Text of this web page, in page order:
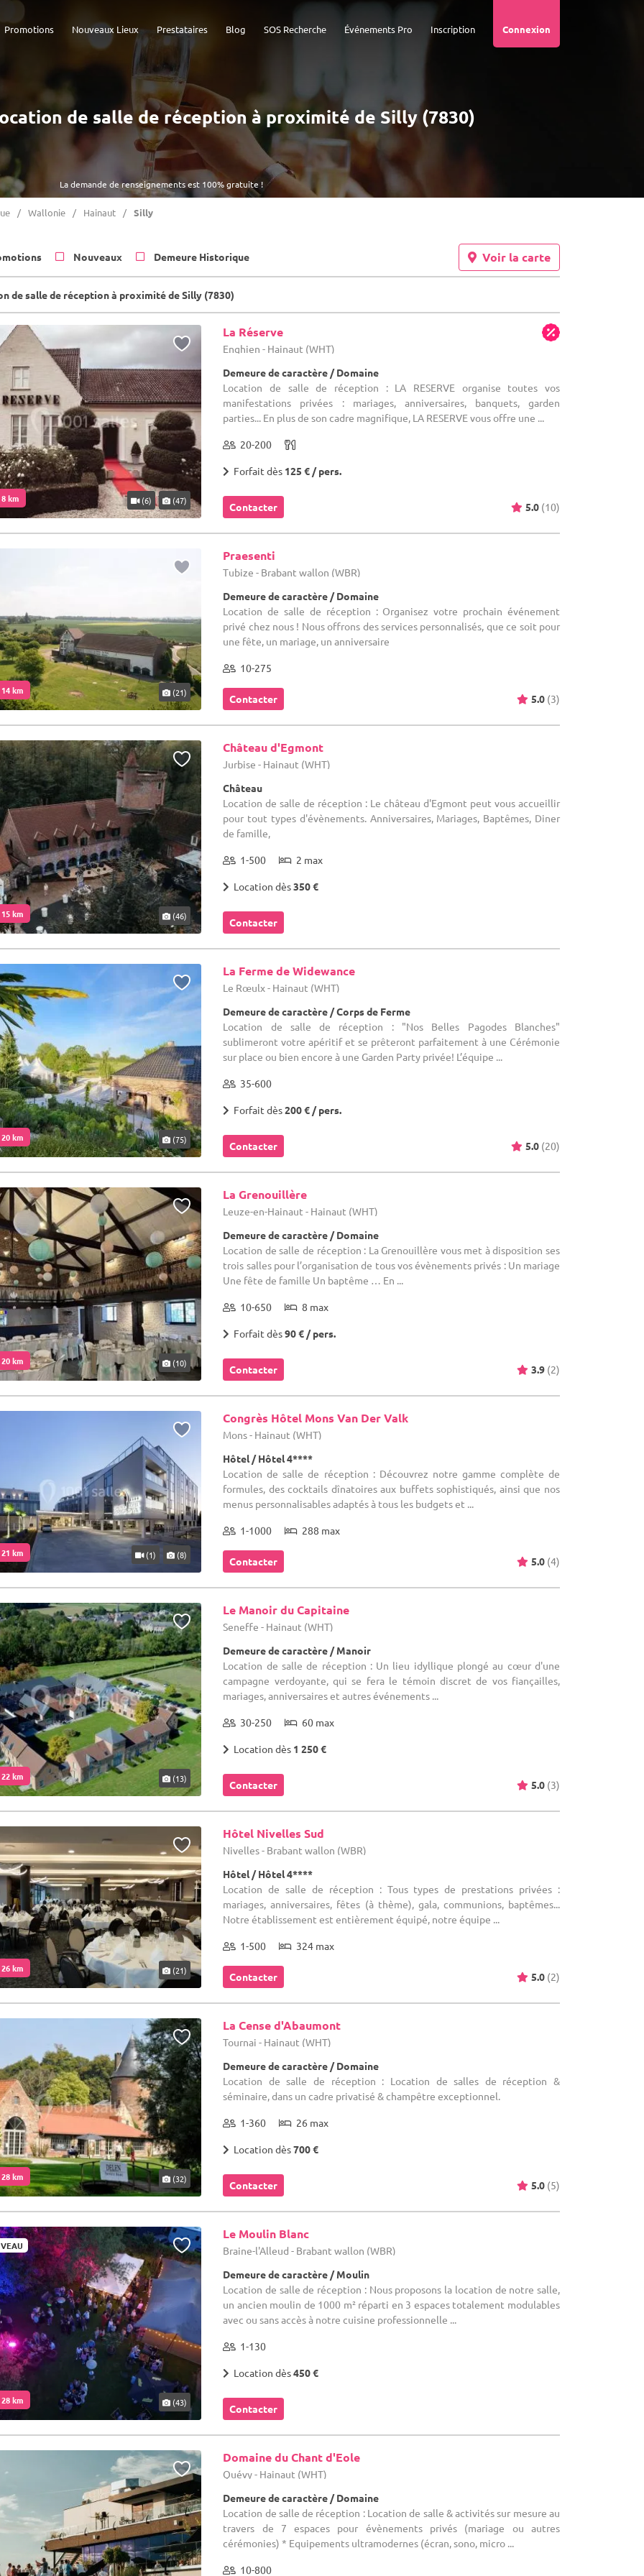
Connexion
Inscription
Événements Pro
SOS Recherche
Blog
Prestataires
Nouveaux Lieux
Promotions
La demande de renseignements est 100% gratuite !
de salle de réception à proximité de Silly (7830)
Wallonie Hainaut Silly
Nouveaux Demeure Historique Voir la carte
de salle de réception à proximité de Silly (7830)
km (6) (47)
La Réserve
Enghien - Hainaut (WHT)
Demeure de caractère / Domaine
Location de salle de réception : LA RESERVE organise toutes vos
manifestations privées : mariages, anniversaires, banquets, garden
parties... En plus de son cadre magnifique, LA RESERVE vous offre une ...
20-200
Forfait dès 125 € / pers.
Contacter 5.0 (10)
km (21)
Praesenti
Tubize - Brabant wallon (WBR)
Demeure de caractère / Domaine
Location de salle de réception : Organisez votre prochain événement
privé chez nous ! Nous offrons des services personnalisés, que ce soit pour
une fête, un mariage, un anniversaire
10-275
Contacter 5.0 (3)
km (46)
Château d'Egmont
Jurbise - Hainaut (WHT)
Château
Location de salle de réception : Le château d'Egmont peut vous accueillir
pour tout types d'évènements. Anniversaires, Mariages, Baptêmes, Diner
de famille,
1-500 2 max
Location dès350 €
Contacter
km (75)
La Ferme de Widewance
Le Rœulx - Hainaut (WHT)
Demeure de caractère / Corps de Ferme
Location de salle de réception : "Nos Belles Pagodes Blanches"
sublimeront votre apéritif et se prêteront parfaitement à une Cérémonie
sur place ou bien encore à une Garden Party privée! L’équipe ...
35-600
Forfait dès200 € / pers.
Contacter 5.0 (20)
km (10)
La Grenouillère
Leuze-en-Hainaut - Hainaut (WHT)
Demeure de caractère / Domaine
Location de salle de réception : La Grenouillère vous met à disposition ses
trois salles pour l’organisation de tous vos évènements privés : Un mariage
Une fête de famille Un baptême … En ...
10-650 8 max
Forfait dès90 € / pers.
Contacter 3.9 (2)
km (1) (8)
Congrès Hôtel Mons Van Der Valk
Mons - Hainaut (WHT)
Hôtel / Hôtel 4****
Location de salle de réception : Découvrez notre gamme complète de
formules, des cocktails dînatoires aux buffets sophistiqués, ainsi que nos
menus personnalisables adaptés à tous les budgets et ...
1-1000 288 max
Contacter 5.0 (4)
km (13)
Le Manoir du Capitaine
Seneffe - Hainaut (WHT)
Demeure de caractère / Manoir
Location de salle de réception : Un lieu idyllique plongé au cœur d'une
campagne verdoyante, qui se fera le témoin discret de vos fiançailles,
mariages, anniversaires et autres événements ...
30-250 60 max
Location dès 1 250 €
Contacter 5.0 (3)
km (21)
Hôtel Nivelles Sud
Nivelles - Brabant wallon (WBR)
Hôtel / Hôtel 4****
Location de salle de réception : Tous types de prestations privées :
mariages, anniversaires, fêtes (à thème), gala, communions, baptêmes...
Notre établissement est entièrement équipé, notre équipe ...
1-500 324 max
Contacter 5.0 (2)
km (32)
La Cense d'Abaumont
Tournai - Hainaut (WHT)
Demeure de caractère / Domaine
Location de salle de réception : Location de salles de réception &
séminaire, dans un cadre privatisé & champêtre exceptionnel.
1-360 26 max
Location dès700 €
Contacter 5.0 (5)
km (43)
Le Moulin Blanc
Braine-l'Alleud - Brabant wallon (WBR)
Demeure de caractère / Moulin
Location de salle de réception : Nous proposons la location de notre salle,
un ancien moulin de 1000 m² réparti en 3 espaces totalement modulables
avec ou sans accès à notre cuisine professionnelle ...
1-130
Location dès450 €
Contacter
Domaine du Chant d'Eole
Quévy - Hainaut (WHT)
Demeure de caractère / Domaine
Location de salle de réception : Location de salle & activités sur mesure au
travers de 7 espaces pour évènements privés (mariage ou autres
cérémonies) * Equipements ultramodernes (écran, sono, micro ...
10-800